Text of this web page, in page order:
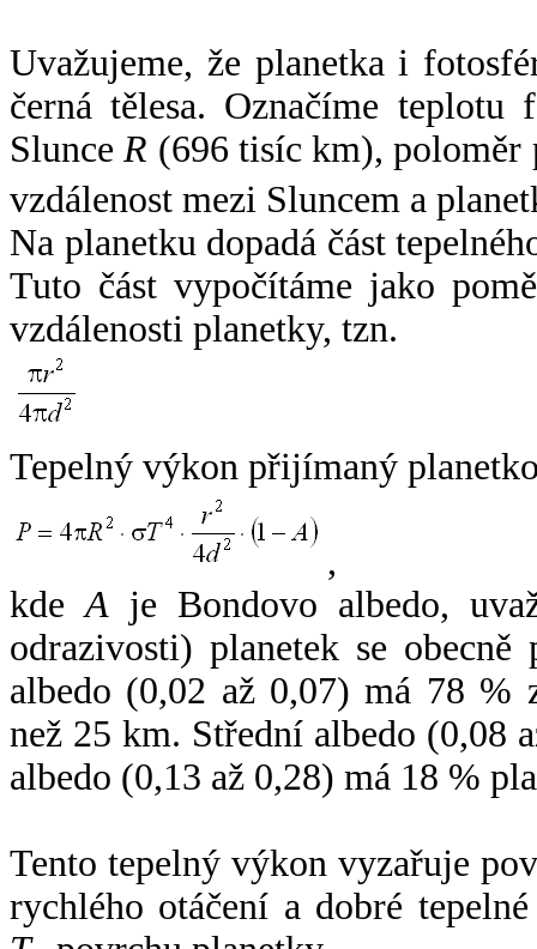
Uvažujeme, že planetka i
černá tělesa. Označíme
SlunceR (696 tisíc km),
vzdálenost mezi Sluncem a
Na planetku dopadá část
Tuto část vypočítáme jako
vzdálenosti planetky, tzn.
Tepelný výkon přijímaný
,
kdeA je Bondovo albedo,
odrazivosti) planetek se
albedo (0,02 až 0,07) má 78 %
než 25 km. Střední albedo (0,08
albedo (0,13 až 0,28) má 18 %
Tento tepelný výkon vyzařuje
rychlého otáčení a dobré